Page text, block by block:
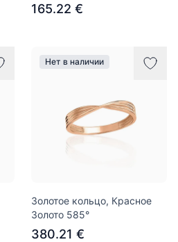
165.22 €
Нет в наличии
Золотое кольцо, Красное
Золото 585°
380.21 €